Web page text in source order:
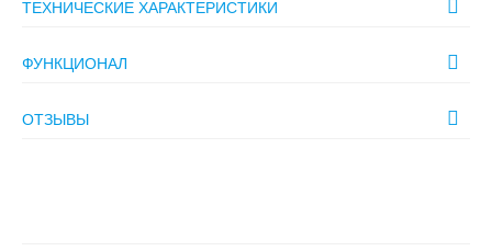
ТЕХНИЧЕСКИЕ ХАРАКТЕРИСТИКИ
ФУНКЦИОНАЛ
ОТЗЫВЫ